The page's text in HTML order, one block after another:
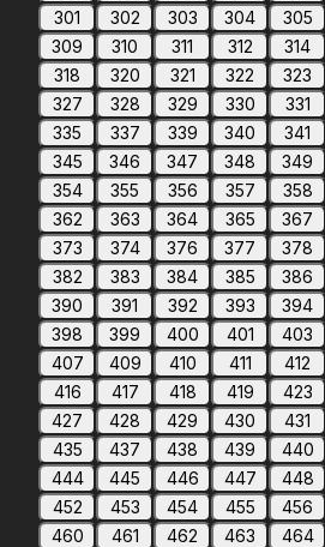
301
302 303 304 305
309
310 311 312 314
318
320 321 322 323
327
328 329 330 331
335
337 339 340 341
345
346 347 348 349
354
355 356 357 358
362
363 364 365 367
373
374 376 377 378
382
383 384 385 386
390
391 392 393 394
398
399 400 401 403
407
409 410 411 412
416
417 418 419 423
427
428 429 430 431
435
437 438 439 440
444
445 446 447 448
452
453 454 455 456
460
461 462 463 464